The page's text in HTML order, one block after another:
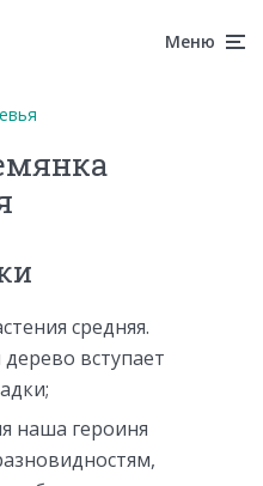
Меню
средняя.
вступает
наша героиня